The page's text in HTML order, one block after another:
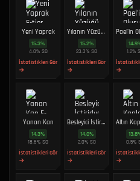
Yeni Yaprak
15.3%
4.0% SO
İstatistikleri Gör
→
Yılanın Yüzüğü
15.2%
23.3%SO
İstatistikleri Gör
→
14.9
1.2%
→
Yanan Kan
14.3%
18.6%SO
İstatistikleri Gör
→
Besleyici İstiridye
14.0%
2.0% SO
İstatistikleri Gör
→
13.8
0.5%
→